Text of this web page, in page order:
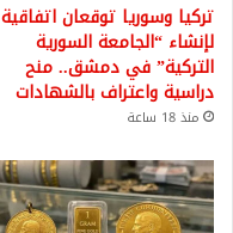
تركيا وسوريا توقعان اتفاقية
لإنشاء “الجامعة السورية
التركية” في دمشق.. منح
دراسية واعتراف بالشهادات
منذ 18 ساعة